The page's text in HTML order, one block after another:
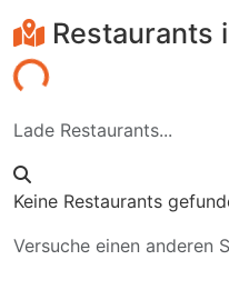
Restaurants
Lade Restaurants...
Keine Restaurants
Versuche einen anderen